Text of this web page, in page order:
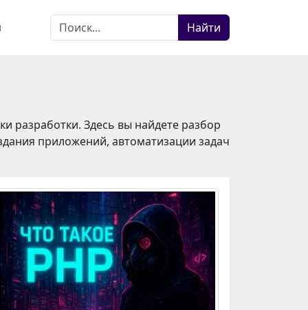
Найти
разработки. Здесь вы найдете разбор
приложений, автоматизации задач